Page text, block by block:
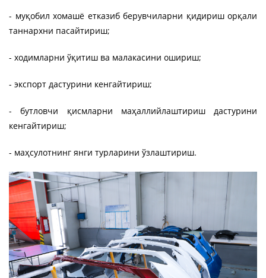
- муқобил хомашё етказиб берувчиларни қидириш орқали
таннархни пасайтириш;
- ходимларни ўқитиш ва малакасини ошириш;
- экспорт дастурини кенгайтириш;
- бутловчи қисмларни маҳаллийлаштириш дастурини
кенгайтириш;
- маҳсулотнинг янги турларини ўзлаштириш.